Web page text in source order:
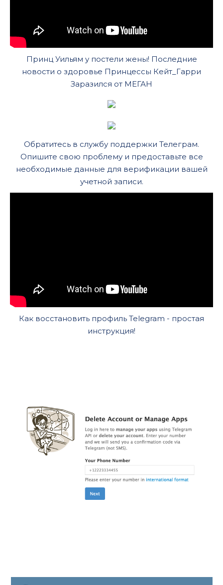
Принц Уильям у постели жены! Последние
новости о здоровье Принцессы Кейт_Гарри
Заразился от МЕГАН
Обратитесь в службу поддержки Телеграм.
Опишите свою проблему и предоставьте все
необходимые данные для верификации вашей
учетной записи.
Как восстановить профиль Telegram - простая
инструкция!